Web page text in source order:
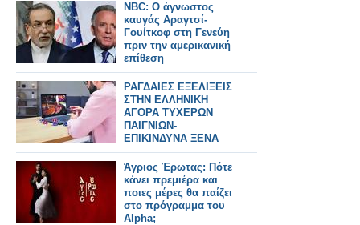
NBC: Ο άγνωστος
καυγάς Αραγτσί-
Γουίτκοφ στη Γενεύη
πριν την αμερικανική
επίθεση
ΡΑΓΔΑΙΕΣ ΕΞΕΛΙΞΕΙΣ
ΣΤΗΝ ΕΛΛΗΝΙΚΗ
ΑΓΟΡΑ ΤΥΧΕΡΩΝ
ΠΑΙΓΝΙΩΝ-
ΕΠΙΚΙΝΔΥΝΑ ΞΕΝΑ
SITE ΜΕ ΚΑΖΙΝΟ ΚΑΙ
ΣΤΟΙΗΜΑ
Άγριος Έρωτας: Πότε
κάνει πρεμιέρα και
ποιες μέρες θα παίζει
στο πρόγραμμα του
Alpha;